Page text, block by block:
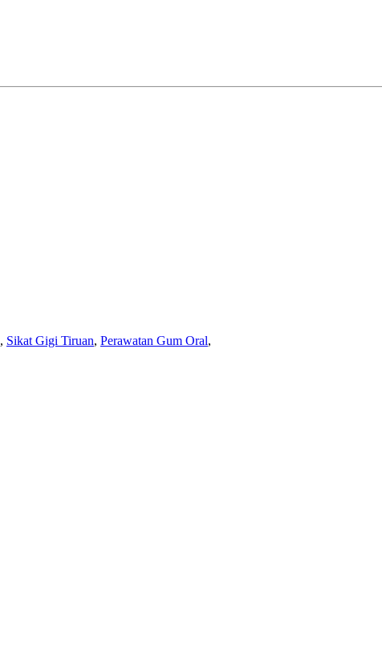
, Sikat Gigi Tiruan, Perawatan Gum Oral,